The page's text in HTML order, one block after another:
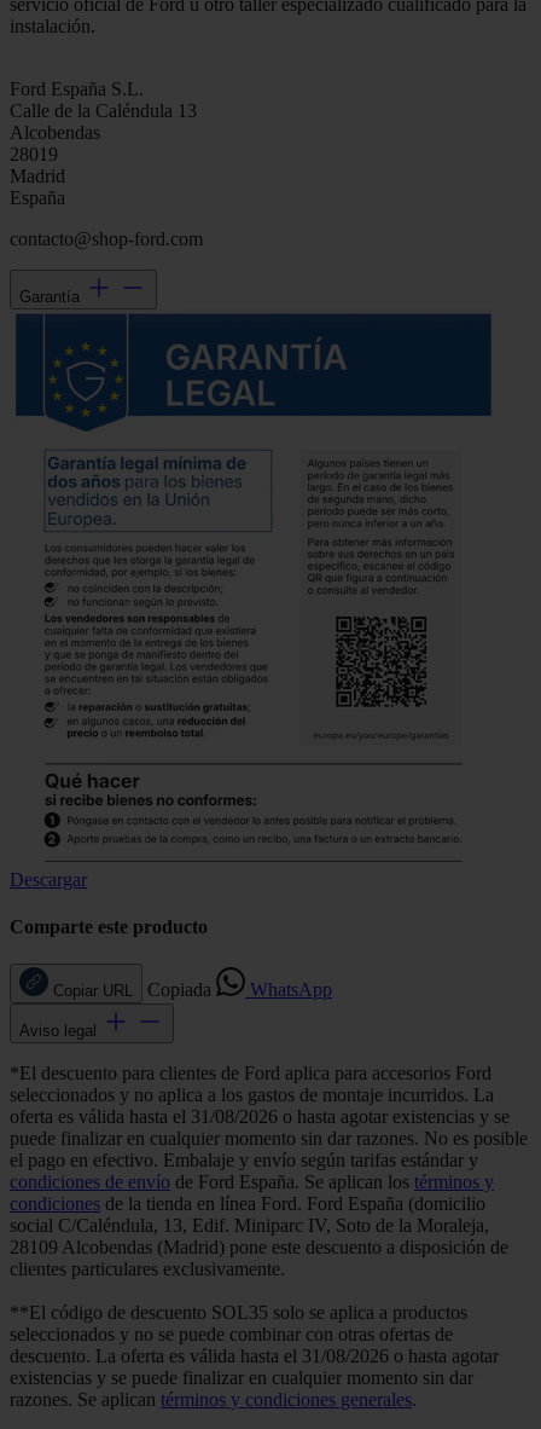
instalación.
Ford España S.L.
Calle de la Caléndula 13
Alcobendas
28019
Madrid
España
contacto@shop-ford.com
Garantía
Descargar
Comparte este producto
Copiar URL Copiada WhatsApp
Aviso legal
*El descuento para clientes de Ford aplica para accesorios Ford
seleccionados y no aplica a los gastos de montaje incurridos. La
oferta es válida hasta el 31/08/2026 o hasta agotar existencias y se
puede finalizar en cualquier momento sin dar razones. No es posible
el pago en efectivo. Embalaje y envío según tarifas estándar y
condiciones de envío de Ford España. Se aplican los términos y
condiciones de la tienda en línea Ford. Ford España (domicilio
social C/Caléndula, 13, Edif. Miniparc IV, Soto de la Moraleja,
28109 Alcobendas (Madrid) pone este descuento a disposición de
clientes particulares exclusivamente.
**El código de descuento SOL35 solo se aplica a productos
seleccionados y no se puede combinar con otras ofertas de
descuento. La oferta es válida hasta el 31/08/2026 o hasta agotar
existencias y se puede finalizar en cualquier momento sin dar
razones. Se aplican términos y condiciones generales.